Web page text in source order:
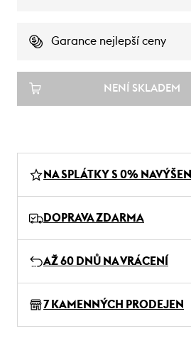
Garance nejlepší ceny
NENÍ SKLADEM
NA SPLÁTKY S 0% NAVÝŠENÍ
DOPRAVA ZDARMA
AŽ 60 DNŮ NA VRÁCENÍ
7 KAMENNÝCH PRODEJEN